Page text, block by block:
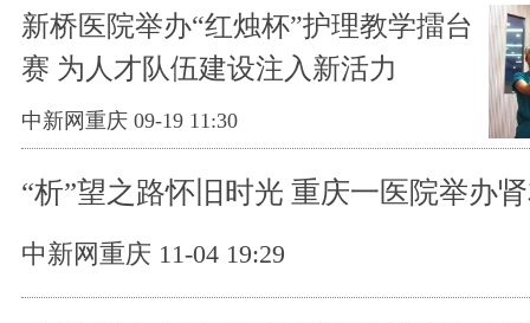
新桥医院举办“红烛杯”护理教学擂台
赛 为人才队伍建设注入新活力
中新网重庆 09-19 11:30
“析”望之路怀旧时光 重庆一医院举办
中新网重庆 11-04 19:29